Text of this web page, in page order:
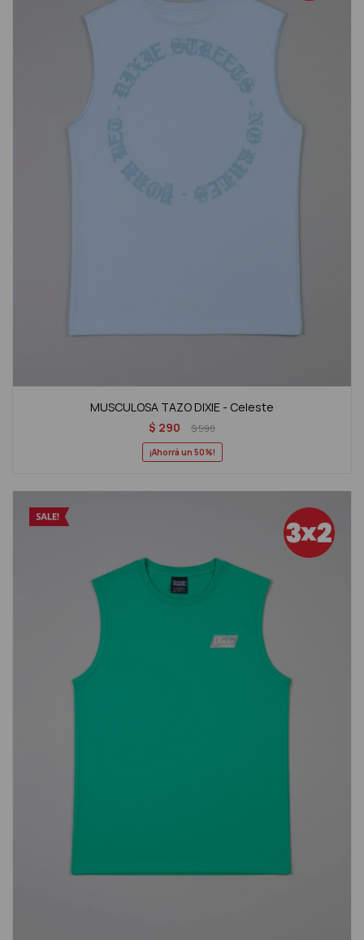
MUSCULOSA TAZO DIXIE - Celeste
$ 290 $590
50